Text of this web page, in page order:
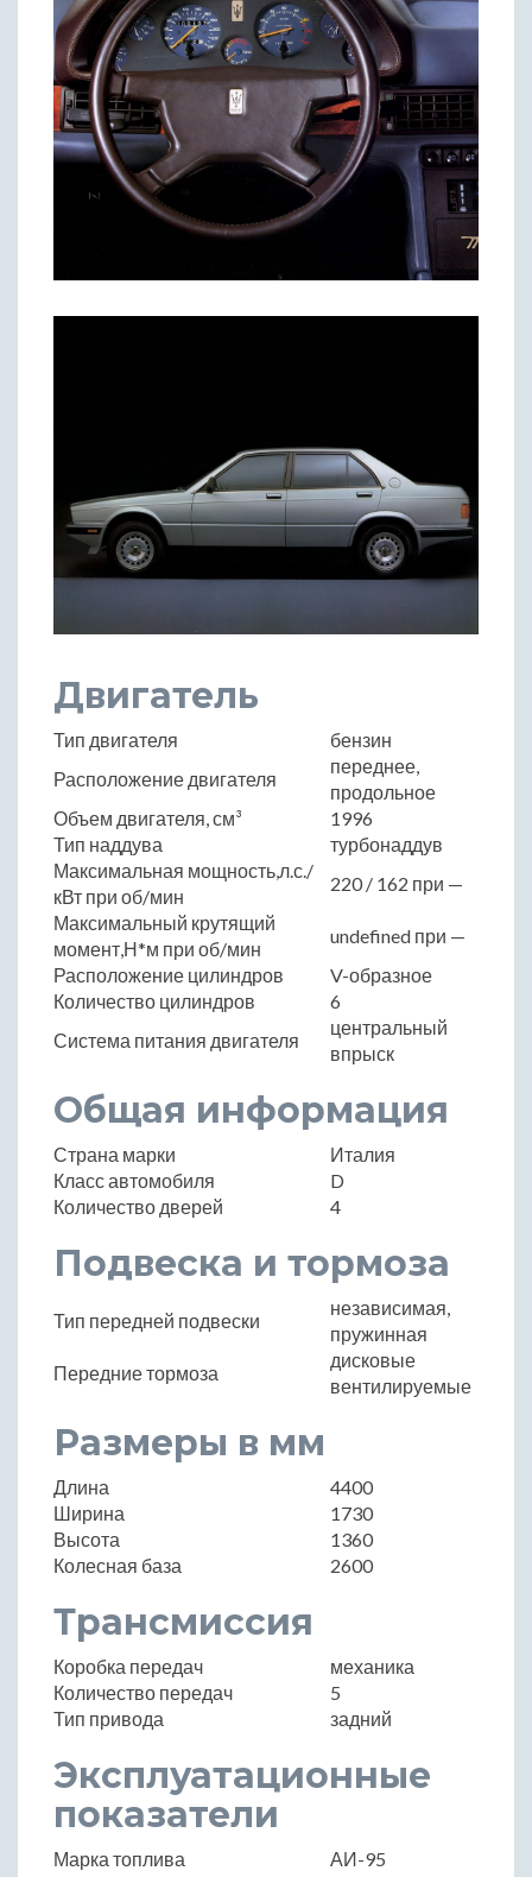
Двигатель
Тип двигателя
бензин
Расположение двигателя
переднее,
продольное
Объем двигателя, см³
1996
Тип наддува
турбонаддув
Максимальная мощность,л.с./
кВт при об/мин
220 / 162 при —
Максимальный крутящий
момент,Н*м при об/мин
undefined при —
Расположение цилиндров
V-образное
Количество цилиндров
6
Система питания двигателя
центральный
впрыск
Общая информация
Страна марки
Италия
Класс автомобиля
D
Количество дверей
4
Подвеска и тормоза
Тип передней подвески
независимая,
пружинная
Передние тормоза
дисковые
вентилируемые
Размеры в мм
Длина
4400
Ширина
1730
Высота
1360
Колесная база
2600
Трансмиссия
Коробка передач
механика
Количество передач
5
Тип привода
задний
Эксплуатационные
показатели
Марка топлива АИ-95